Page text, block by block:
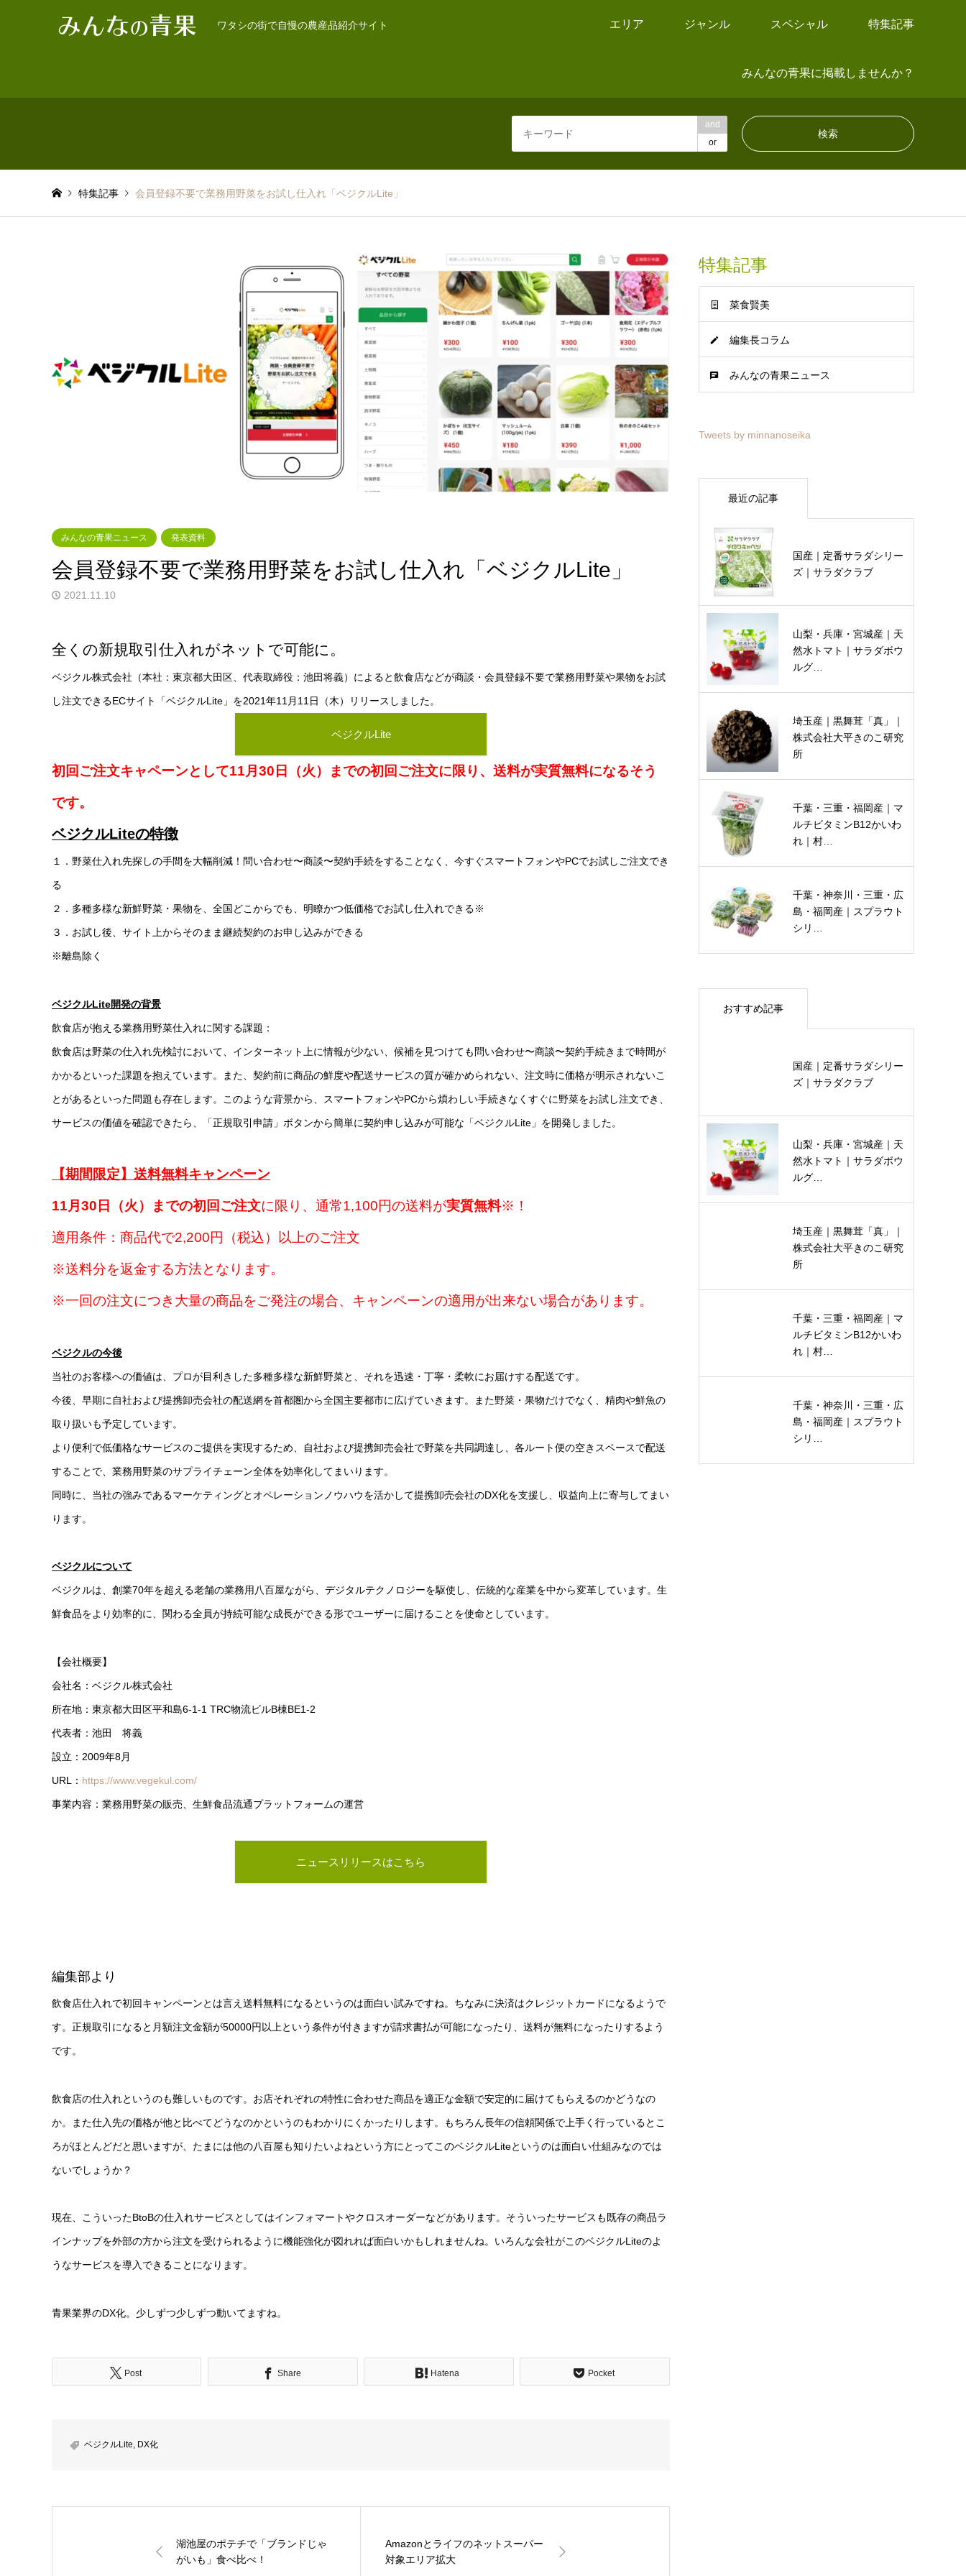
ワタシの街で自慢の農産品紹介サイト エリア ジャンル スペシャル 特集記事
みんなの青果に掲載しませんか？
and
or
特集記事 会員登録不要で業務用野菜をお試し仕入れ「ベジクルLite」
みんなの青果ニュース 発表資料
会員登録不要で業務用野菜をお試し仕入れ「ベジクルLite」
2021.11.10
全くの新規取引仕入れがネットで可能に。
ベジクル株式会社（本社：東京都大田区、代表取締役：池田将義）によると飲食店などが商談・会員登録不要で業務用野菜や果物をお試
し注文できるECサイト「ベジクルLite」を2021年11月11日（木）リリースしました。
ベジクルLite
初回ご注文キャペーンとして11月30日（火）までの初回ご注文に限り、送料が実質無料になるそう
です。
ベジクルLiteの特徴
１．野菜仕入れ先探しの手間を大幅削減！問い合わせ〜商談〜契約手続をすることなく、今すぐスマートフォンやPCでお試しご注文でき
る
２．多種多様な新鮮野菜・果物を、全国どこからでも、明瞭かつ低価格でお試し仕入れできる※
３．お試し後、サイト上からそのまま継続契約のお申し込みができる
※離島除く
ベジクルLite開発の背景
飲食店が抱える業務用野菜仕入れに関する課題：
飲食店は野菜の仕入れ先検討において、インターネット上に情報が少ない、候補を見つけても問い合わせ〜商談〜契約手続きまで時間が
かかるといった課題を抱えています。また、契約前に商品の鮮度や配送サービスの質が確かめられない、注文時に価格が明示されないこ
とがあるといった問題も存在します。このような背景から、スマートフォンやPCから煩わしい手続きなくすぐに野菜をお試し注文でき、
サービスの価値を確認できたら、「正規取引申請」ボタンから簡単に契約申し込みが可能な「ベジクルLite」を開発しました。
【期間限定】送料無料キャンペーン
11月30日（火）までの初回ご注文に限り、通常1,100円の送料が実質無料※！
適用条件：商品代で2,200円（税込）以上のご注文
※送料分を返金する方法となります。
※一回の注文につき大量の商品をご発注の場合、キャンペーンの適用が出来ない場合があります。
ベジクルの今後
当社のお客様への価値は、プロが目利きした多種多様な新鮮野菜と、それを迅速・丁寧・柔軟にお届けする配送です。
今後、早期に自社および提携卸売会社の配送網を首都圏から全国主要都市に広げていきます。また野菜・果物だけでなく、精肉や鮮魚の
取り扱いも予定しています。
より便利で低価格なサービスのご提供を実現するため、自社および提携卸売会社で野菜を共同調達し、各ルート便の空きスペースで配送
することで、業務用野菜のサプライチェーン全体を効率化してまいります。
同時に、当社の強みであるマーケティングとオペレーションノウハウを活かして提携卸売会社のDX化を支援し、収益向上に寄与してまい
ります。
ベジクルについて
ベジクルは、創業70年を超える老舗の業務用八百屋ながら、デジタルテクノロジーを駆使し、伝統的な産業を中から変革しています。生
鮮食品をより効率的に、関わる全員が持続可能な成長ができる形でユーザーに届けることを使命としています。
【会社概要】
会社名：ベジクル株式会社
所在地：東京都大田区平和島6-1-1 TRC物流ビルB棟BE1-2
代表者：池田 将義
設立：2009年8月
URL： https://www.vegekul.com/
事業内容：業務用野菜の販売、生鮮食品流通プラットフォームの運営
ニュースリリースはこちら
編集部より
飲食店仕入れで初回キャンペーンとは言え送料無料になるというのは面白い試みですね。ちなみに決済はクレジットカードになるようで
す。正規取引になると月額注文金額が50000円以上という条件が付きますが請求書払が可能になったり、送料が無料になったりするよう
です。
飲食店の仕入れというのも難しいものです。お店それぞれの特性に合わせた商品を適正な金額で安定的に届けてもらえるのかどうなの
か。また仕入先の価格が他と比べてどうなのかというのもわかりにくかったりします。もちろん長年の信頼関係で上手く行っているとこ
ろがほとんどだと思いますが、たまには他の八百屋も知りたいよねという方にとってこのベジクルLiteというのは面白い仕組みなのでは
ないでしょうか？
現在、こういったBtoBの仕入れサービスとしてはインフォマートやクロスオーダーなどがあります。そういったサービスも既存の商品ラ
インナップを外部の方から注文を受けられるように機能強化が図れれば面白いかもしれませんね。いろんな会社がこのベジクルLiteのよ
うなサービスを導入できることになります。
青果業界のDX化。少しずつ少しずつ動いてますね。
Post Share Hatena Pocket
ベジクルLite, DX化
湖池屋のポテチで「ブランドじゃ
がいも」食べ比べ！
Amazonとライフのネットスーパー
対象エリア拡大
特集記事
菜食賢美
編集長コラム
みんなの青果ニュース
Tweets by minnanoseika
最近の記事
国産｜定番サラダシリー
ズ｜サラダクラブ
山梨・兵庫・宮城産｜天
然水トマト｜サラダボウ
ルグ…
埼玉産｜黒舞茸「真」｜
株式会社大平きのこ研究
所
千葉・三重・福岡産｜マ
ルチビタミンB12かいわ
れ｜村…
千葉・神奈川・三重・広
島・福岡産｜スプラウト
シリ…
おすすめ記事
国産｜定番サラダシリー
ズ｜サラダクラブ
山梨・兵庫・宮城産｜天
然水トマト｜サラダボウ
ルグ…
埼玉産｜黒舞茸「真」｜
株式会社大平きのこ研究
所
千葉・三重・福岡産｜マ
ルチビタミンB12かいわ
れ｜村…
千葉・神奈川・三重・広
島・福岡産｜スプラウト
シリ…